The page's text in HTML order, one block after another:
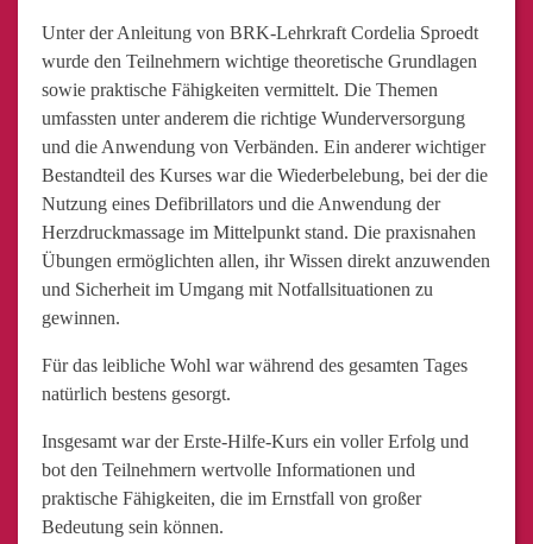
Unter der Anleitung von BRK-Lehrkraft Cordelia Sproedt
wurde den Teilnehmern wichtige theoretische Grundlagen
sowie praktische Fähigkeiten vermittelt. Die Themen
umfassten unter anderem die richtige Wunderversorgung
und die Anwendung von Verbänden. Ein anderer wichtiger
Bestandteil des Kurses war die Wiederbelebung, bei der die
Nutzung eines Defibrillators und die Anwendung der
Herzdruckmassage im Mittelpunkt stand. Die praxisnahen
Übungen ermöglichten allen, ihr Wissen direkt anzuwenden
und Sicherheit im Umgang mit Notfallsituationen zu
gewinnen.
Für das leibliche Wohl war während des gesamten Tages
natürlich bestens gesorgt.
Insgesamt war der Erste-Hilfe-Kurs ein voller Erfolg und
bot den Teilnehmern wertvolle Informationen und
praktische Fähigkeiten, die im Ernstfall von großer
Bedeutung sein können.